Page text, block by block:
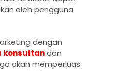
oleh pengguna
dengan
konsultandan
akan memperluas